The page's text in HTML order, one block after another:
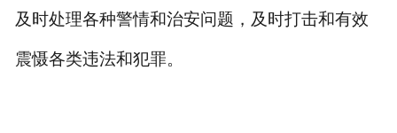
及时处理各种警情和治安问题，及时打击和有效
震慑各类违法和犯罪。